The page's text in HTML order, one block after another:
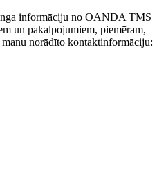
informāciju no OANDA TMS
un pakalpojumiem, piemēram,
norādīto kontaktinformāciju: